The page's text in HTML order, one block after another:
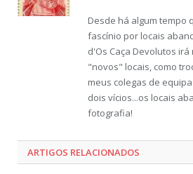
Desde há algum tempo
fascínio por locais
d'Os Caça Devolutos
"novos" locais, como
meus colegas de
dois vícios...os locais
fotografia!
ARTIGOS RELACIONADOS